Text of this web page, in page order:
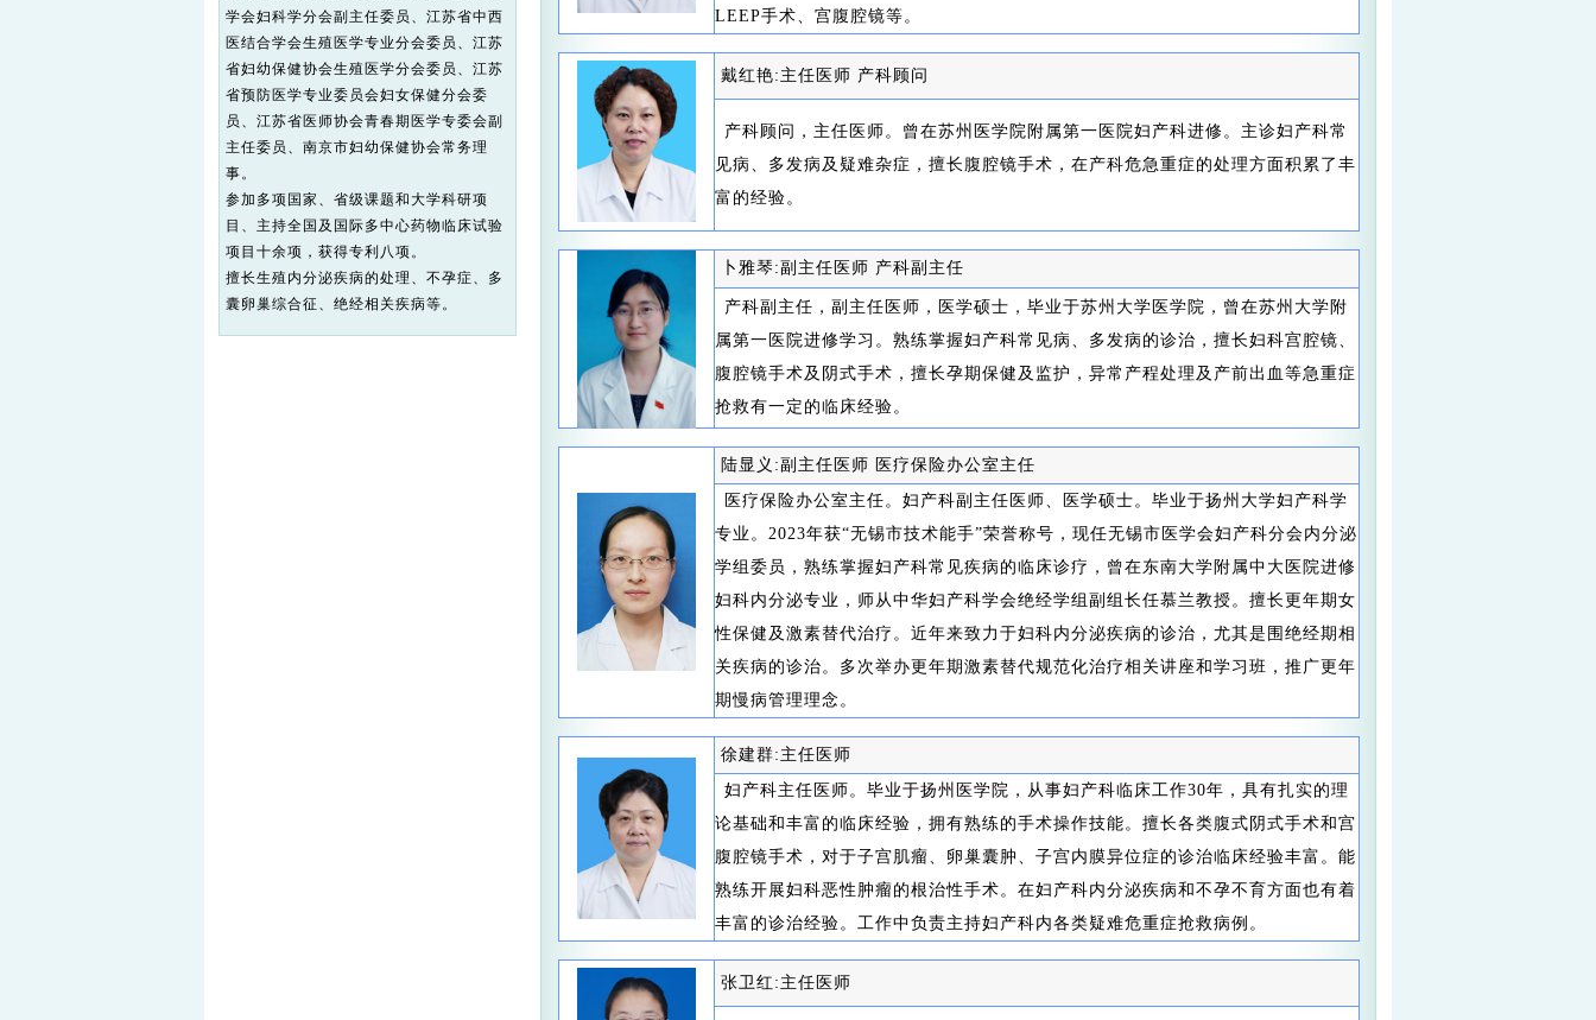
学会妇科学分会副主任委员、江苏省中西
医结合学会生殖医学专业分会委员、江苏
省妇幼保健协会生殖医学分会委员、江苏
省预防医学专业委员会妇女保健分会委
员、江苏省医师协会青春期医学专委会副
主任委员、南京市妇幼保健协会常务理
事。
参加多项国家、省级课题和大学科研项
目、主持全国及国际多中心药物临床试验
项目十余项，获得专利八项。
擅长生殖内分泌疾病的处理、不孕症、多
囊卵巢综合征、绝经相关疾病等。
LEEP手术、宫腹腔镜等。
戴红艳:主任医师 产科顾问
产科顾问，主任医师。曾在苏州医学院附属第一医院妇产科进修。主诊妇产科常
见病、多发病及疑难杂症，擅长腹腔镜手术，在产科危急重症的处理方面积累了丰
富的经验。
卜雅琴:副主任医师 产科副主任
产科副主任，副主任医师，医学硕士，毕业于苏州大学医学院，曾在苏州大学附
属第一医院进修学习。熟练掌握妇产科常见病、多发病的诊治，擅长妇科宫腔镜、
腹腔镜手术及阴式手术，擅长孕期保健及监护，异常产程处理及产前出血等急重症
抢救有一定的临床经验。
陆显义:副主任医师 医疗保险办公室主任
医疗保险办公室主任。妇产科副主任医师、医学硕士。毕业于扬州大学妇产科学
专业。2023年获“无锡市技术能手”荣誉称号，现任无锡市医学会妇产科分会内分泌
学组委员，熟练掌握妇产科常见疾病的临床诊疗，曾在东南大学附属中大医院进修
妇科内分泌专业，师从中华妇产科学会绝经学组副组长任慕兰教授。擅长更年期女
性保健及激素替代治疗。近年来致力于妇科内分泌疾病的诊治，尤其是围绝经期相
关疾病的诊治。多次举办更年期激素替代规范化治疗相关讲座和学习班，推广更年
期慢病管理理念。
徐建群:主任医师
妇产科主任医师。毕业于扬州医学院，从事妇产科临床工作30年，具有扎实的理
论基础和丰富的临床经验，拥有熟练的手术操作技能。擅长各类腹式阴式手术和宫
腹腔镜手术，对于子宫肌瘤、卵巢囊肿、子宫内膜异位症的诊治临床经验丰富。能
熟练开展妇科恶性肿瘤的根治性手术。在妇产科内分泌疾病和不孕不育方面也有着
丰富的诊治经验。工作中负责主持妇产科内各类疑难危重症抢救病例。
张卫红:主任医师